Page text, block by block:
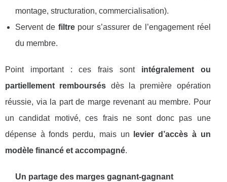
montage, structuration, commercialisation).
Servent de filtrepour s’assurer de l’engagement réel
du membre.
Point important : ces frais sont intégralement ou
partiellement remboursés dès la première opération
réussie, via la part de marge revenant au membre. Pour
un candidat motivé, ces frais ne sont donc pas une
dépense à fonds perdu, mais un
levier d’accès à un
modèle financé et accompagné.
Un partage des marges gagnant-gagnant